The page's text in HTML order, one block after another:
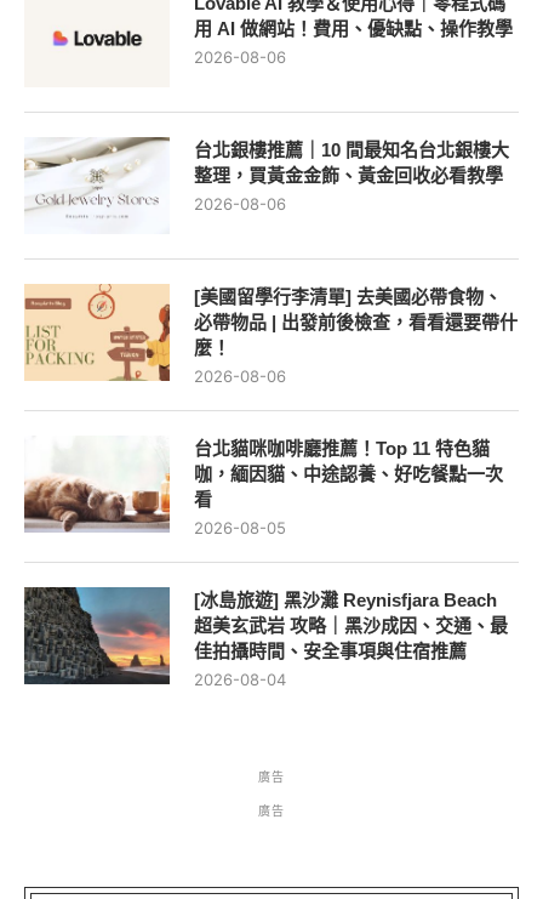
用 AI 做網站！費用、優缺點、操作教學
2026-08-06
台北銀樓推薦｜10 間最知名台北銀樓大
整理，買黃金金飾、黃金回收必看教學
2026-08-06
[美國留學行李清單] 去美國必帶食物、
必帶物品 | 出發前後檢查，看看還要帶什
麼！
2026-08-06
台北貓咪咖啡廳推薦！Top 11 特色貓
咖，緬因貓、中途認養、好吃餐點一次
看
2026-08-05
[冰島旅遊] 黑沙灘 Reynisfjara Beach
超美玄武岩 攻略｜黑沙成因、交通、最
佳拍攝時間、安全事項與住宿推薦
2026-08-04
廣告
廣告